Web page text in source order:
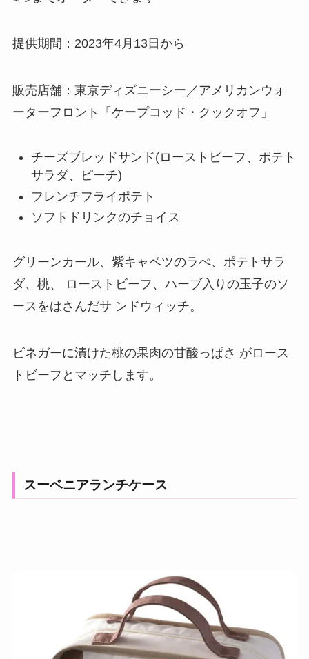
提供期間：2023年4月13日から
販売店舗：東京ディズニーシー／アメリカンウォ
ーターフロント「ケープコッド・クックオフ」
チーズブレッドサンド(ローストビーフ、ポテト
サラダ、ピーチ)
フレンチフライポテト
ソフトドリンクのチョイス
グリーンカール、紫キャベツのラぺ、ポテトサラ
ダ、桃、 ローストビーフ、ハーブ入りの玉子のソ
ースをはさんだサ ンドウィッチ。
ビネガーに漬けた桃の果肉の甘酸っぱさ がロース
トビーフとマッチします。
スーベニアランチケース